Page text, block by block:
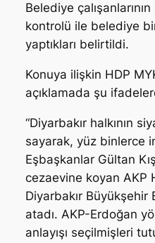
Belediye
kontrolü ile belediye
yaptıkları belirtildi.
Konuya ilişkin HDP
açıklamada şu
“Diyarbakır halkının
sayarak, yüz binlerce
Eşbaşkanlar Gültan
cezaevine koyan AKP
Diyarbakır Büyükşehir
atadı. AKP-Erdoğan
anlayışı seçilmişleri